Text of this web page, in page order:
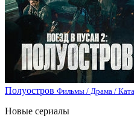
Полуостров Фильмы / Драма /
Новые сериалы